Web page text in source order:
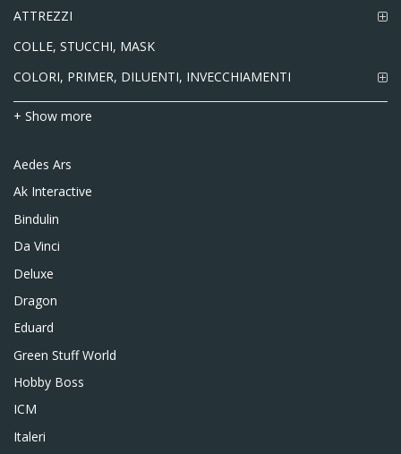
ATTREZZI
COLLE, STUCCHI, MASK
COLORI, PRIMER, DILUENTI, INVECCHIAMENTI
+ Show more
Aedes Ars
Ak Interactive
Bindulin
Da Vinci
Deluxe
Dragon
Eduard
Green Stuff World
Hobby Boss
ICM
Italeri